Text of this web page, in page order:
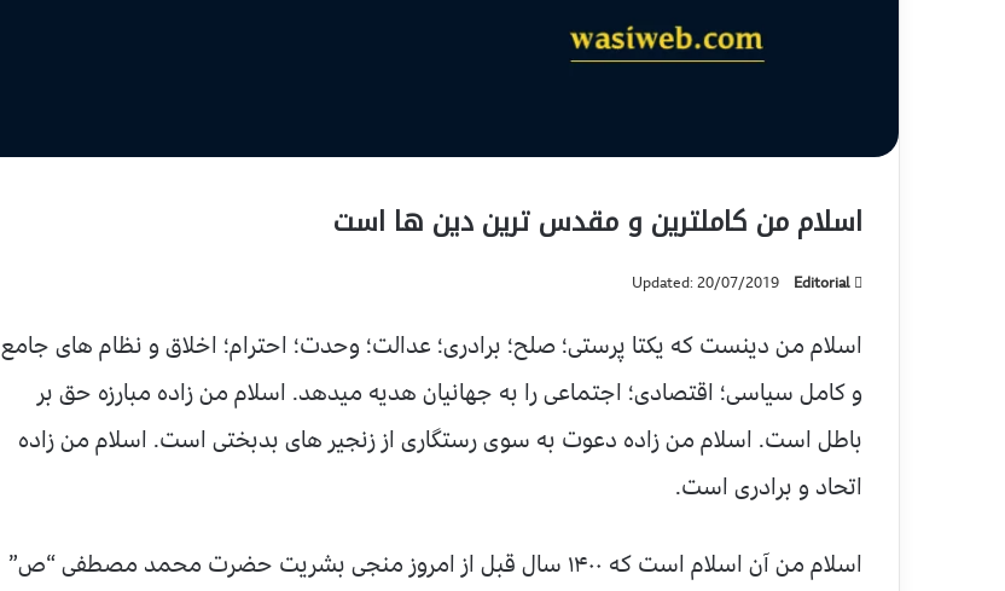
اسلام من کاملترین و مقدس ترین دین ها است
Editorial
Updated: 20/07/2019
اسلام من دینست که یکتا پرستی؛ صلح؛ برادری؛ عدالت؛ وحدت؛ احترام؛ اخلاق و نظام های جامع
و کامل سیاسی؛ اقتصادی؛ اجتماعی را به جهانیان هدیه میدهد. اسلام من زاده مبارزه حق بر
باطل است. اسلام من زاده دعوت به سوی رستگاری از زنجیر های بدبختی است. اسلام من زاده
اتحاد و برادری است.
اسلام من آن اسلام است که ۱۴۰۰ سال قبل از امروز منجی بشریت حضرت محمد مصطفی “ص”